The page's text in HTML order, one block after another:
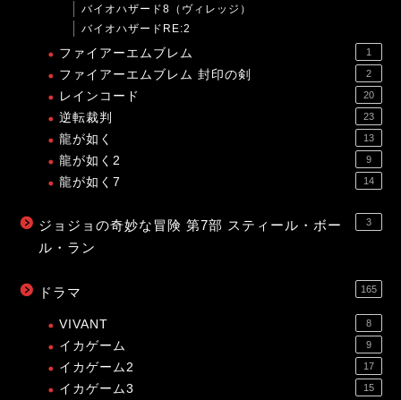
バイオハザード8（ヴィレッジ）
バイオハザードRE:2
ファイアーエムブレム 1
ファイアーエムブレム 封印の剣 2
レインコード 20
逆転裁判 23
龍が如く 13
龍が如く2 9
龍が如く7 14
ジョジョの奇妙な冒険 第7部 スティール・ボー
ル・ラン
3
ドラマ 165
VIVANT 8
イカゲーム 9
イカゲーム2 17
イカゲーム3 15